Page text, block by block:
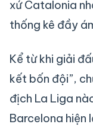
xứ Catalonia
thống kê đầy
Kể từ khi giải
kết bốn đội”,
địch La Liga
Barcelona hiện